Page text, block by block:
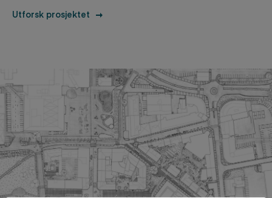
Utforsk prosjektet